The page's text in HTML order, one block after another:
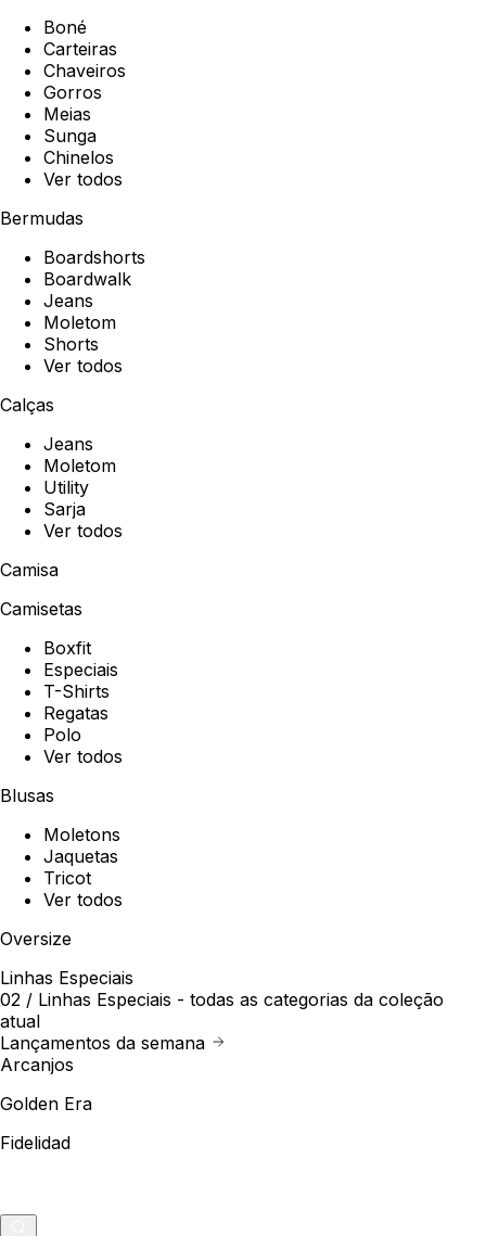
Boné
Carteiras
Chaveiros
Gorros
Meias
Sunga
Chinelos
Ver todos
Bermudas
Boardshorts
Boardwalk
Jeans
Moletom
Shorts
Ver todos
Calças
Jeans
Moletom
Utility
Sarja
Ver todos
Camisa
Camisetas
Boxfit
Especiais
T-Shirts
Regatas
Polo
Ver todos
Blusas
Moletons
Jaquetas
Tricot
Ver todos
Oversize
Linhas Especiais
02 / Linhas Especiais - todas as categorias da coleção
atual
Lançamentos da semana
Arcanjos
Golden Era
Fidelidad